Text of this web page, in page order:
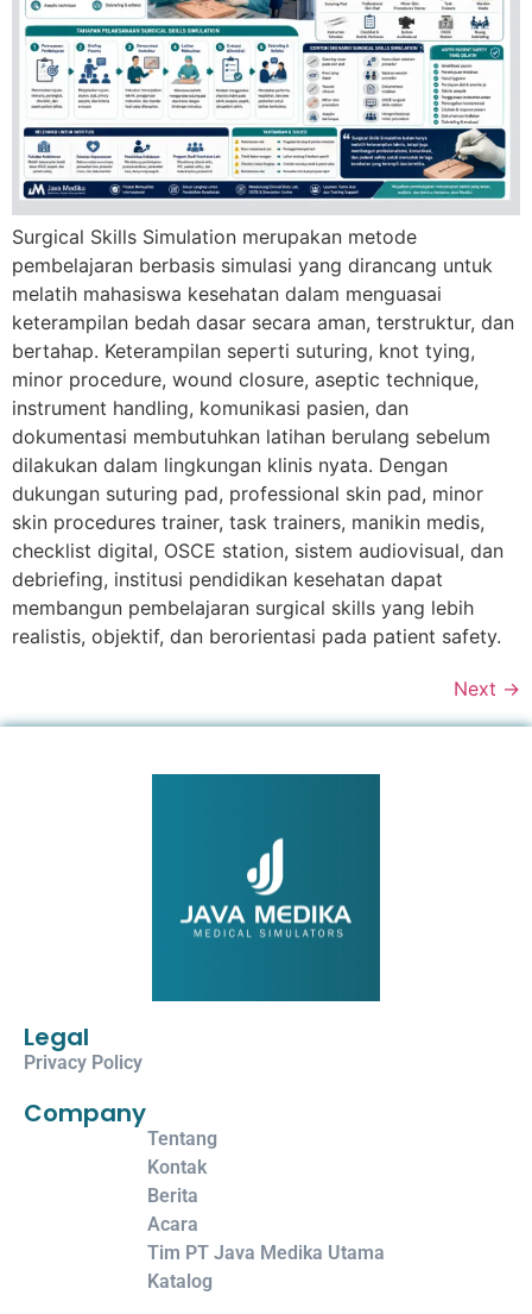
Surgical Skills Simulation merupakan metode
pembelajaran berbasis simulasi yang dirancang untuk
melatih mahasiswa kesehatan dalam menguasai
keterampilan bedah dasar secara aman, terstruktur, dan
bertahap. Keterampilan seperti suturing, knot tying,
minor procedure, wound closure, aseptic technique,
instrument handling, komunikasi pasien, dan
dokumentasi membutuhkan latihan berulang sebelum
dilakukan dalam lingkungan klinis nyata. Dengan
dukungan suturing pad, professional skin pad, minor
skin procedures trainer, task trainers, manikin medis,
checklist digital, OSCE station, sistem audiovisual, dan
debriefing, institusi pendidikan kesehatan dapat
membangun pembelajaran surgical skills yang lebih
realistis, objektif, dan berorientasi pada patient safety.
Next →
Legal
Privacy Policy
Tentang
Kontak
Berita
Acara
Tim PT Java Medika Utama
Katalog
Company